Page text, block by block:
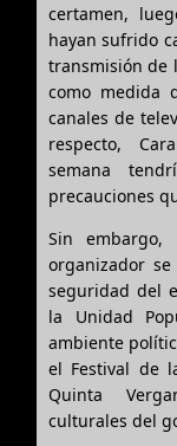
certamen,
hayan sufrido
transmisión de
como medida
canales de
respecto,
semana
precauciones
Sin
organizador
seguridad del
la Unidad
ambiente
el Festival de
Quinta
culturales del